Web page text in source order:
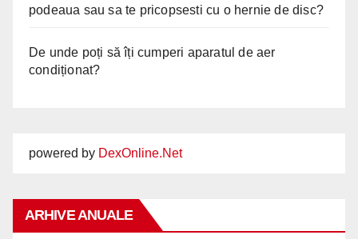
podeaua sau sa te pricopsesti cu o hernie de disc?
De unde poți să îți cumperi aparatul de aer
condiționat?
powered by DexOnline.Net
ARHIVE ANUALE